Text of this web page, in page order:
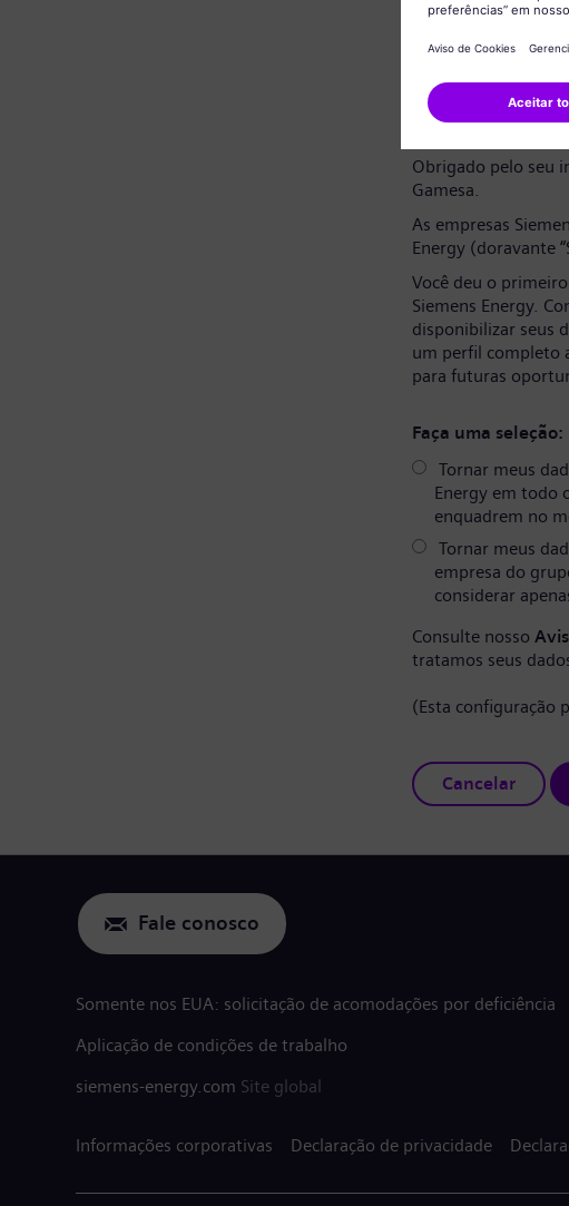
Confirmação de
Aviso de
Obrigado pelo seu
Gamesa.
As empresas
Energy (doravante
Você deu o
Siemens Energy.
disponibilizar seus
um perfil completo
para futuras
Faça uma seleção:
Tornar meus
Energy em todo
enquadrem no
Tornar meus
empresa do
considerar
Consulte nosso
tratamos seus
(Esta configuração
Cancelar
Fale conosco
Somente nos EUA: solicitação de acomodações por deficiência
Aplicação de condições de trabalho
siemens-energy.com Site global
Informações corporativas Declaração de privacidade